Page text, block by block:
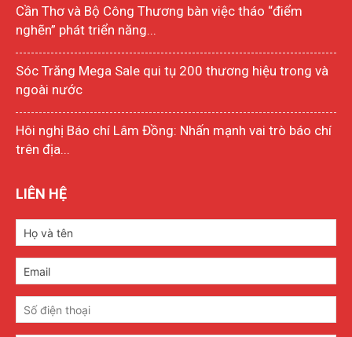
Cần Thơ và Bộ Công Thương bàn việc tháo “điểm
nghẽn” phát triển năng...
Sóc Trăng Mega Sale qui tụ 200 thương hiệu trong và
ngoài nước
Hôi nghị Báo chí Lâm Đồng: Nhấn mạnh vai trò báo chí
trên địa...
LIÊN HỆ